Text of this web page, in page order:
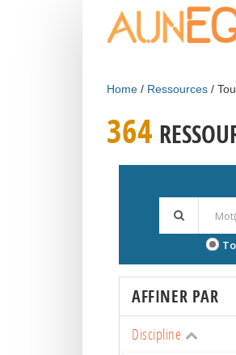
Home Ressources
364
AFFINER PAR
Discipline